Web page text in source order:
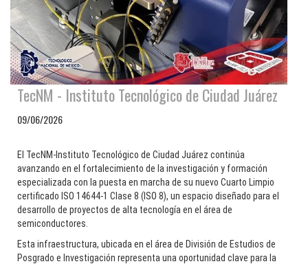
TecNM - Instituto Tecnológico de Ciudad Juárez
09/06/2026
El TecNM-Instituto Tecnológico de Ciudad Juárez continúa
avanzando en el fortalecimiento de la investigación y formación
especializada con la puesta en marcha de su nuevo Cuarto Limpio
certificado ISO 14644-1 Clase 8 (ISO 8), un espacio diseñado para el
desarrollo de proyectos de alta tecnología en el área de
semiconductores.
Esta infraestructura, ubicada en el área de División de Estudios de
Posgrado e Investigación representa una oportunidad clave para la